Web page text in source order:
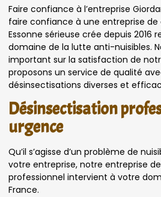
Faire confiance à l’entreprise
faire confiance à une entreprise de
Essonne sérieuse crée depuis 2016
domaine de la lutte anti-nuisibles.
important sur la satisfaction de
proposons un service de qualité
désinsectisations diverses et
Désinsectisation
urgence
Qu’il s’agisse d’un problème de
votre entreprise, notre entreprise
professionnel intervient à votre
France.